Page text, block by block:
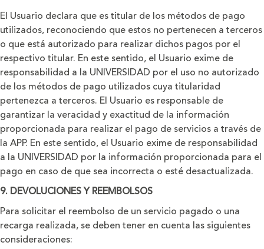
El Usuario declara que es titular de los métodos de pago
utilizados, reconociendo que estos no pertenecen a terceros
o que está autorizado para realizar dichos pagos por el
respectivo titular. En este sentido, el Usuario exime de
responsabilidad a la UNIVERSIDAD por el uso no autorizado
de los métodos de pago utilizados cuya titularidad
pertenezca a terceros. El Usuario es responsable de
garantizar la veracidad y exactitud de la información
proporcionada para realizar el pago de servicios a través de
la APP. En este sentido, el Usuario exime de responsabilidad
a la UNIVERSIDAD por la información proporcionada para el
pago en caso de que sea incorrecta o esté desactualizada.
9. DEVOLUCIONES Y REEMBOLSOS
Para solicitar el reembolso de un servicio pagado o una
recarga realizada, se deben tener en cuenta las siguientes
consideraciones: